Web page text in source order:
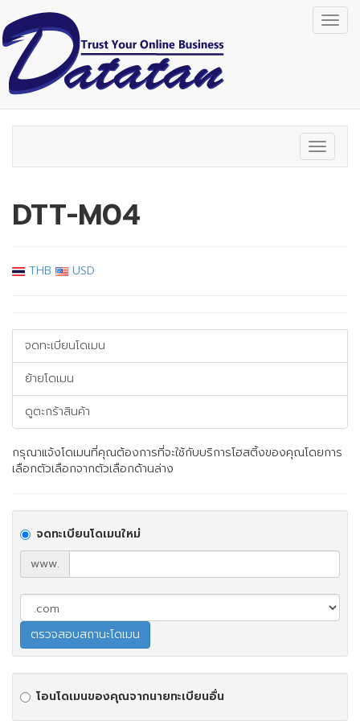
Toggle
DTT-M04
THB USD
จดทะเบียนโดเมน
ย้ายโดเมน
ดูตะกร้าสินค้า
กรุณาแจ้งโดเมนที่คุณต้องการที่จะใช้กับบริการโฮสติ้งของคุณโดยการ
เลือกตัวเลือกจากตัวเลือกด้านล่าง
จดทะเบียนโดเมนใหม่
www.
โอนโดเมนของคุณจากนายทะเบียนอื่น